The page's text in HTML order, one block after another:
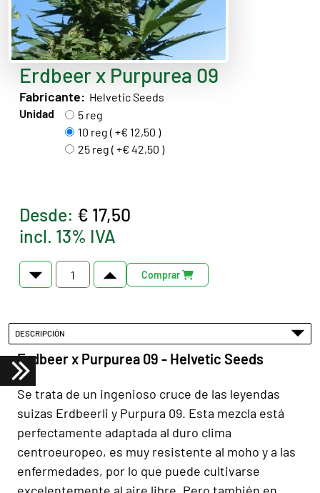
Erdbeer x Purpurea 09
Fabricante: Helvetic Seeds
Unidad
5 reg
10 reg ( +€ 12,50 )
25 reg ( +€ 42,50 )
Desde: € 17,50
incl. 13% IVA
Comprar
DESCRIPCIÓN
Erdbeer x Purpurea 09 - Helvetic Seeds
Se trata de un ingenioso cruce de las leyendas
suizas Erdbeerli y Purpura 09. Esta mezcla está
perfectamente adaptada al duro clima
centroeuropeo, es muy resistente al moho y a las
enfermedades, por lo que puede cultivarse
excelentemente al aire libre. Pero también en